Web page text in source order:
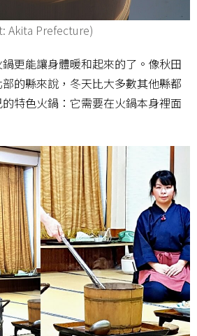
Akita Prefecture)
更能讓身體暖和起來的了。像秋田
的縣來說，冬天比大多數其他縣都
特色火鍋：它需要在火鍋本身裡面